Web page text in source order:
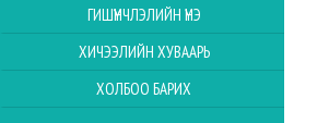
ГИШҮҮНЧЛЭЛИЙН ҮНЭ
ХИЧЭЭЛИЙН ХУВААРЬ
ХОЛБОО БАРИХ